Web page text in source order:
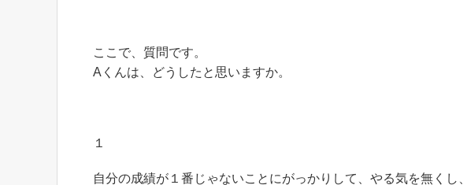
ここで、質問です。
Aくんは、どうしたと思いますか。
１
自分の成績が１番じゃないことにがっかりして、やる気を無くし